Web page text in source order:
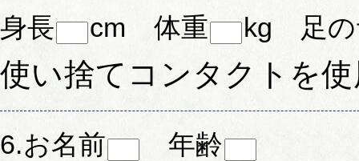
身長
cm 体重 kg 足の
使い捨てコンタクトを
6.お名前
年齢